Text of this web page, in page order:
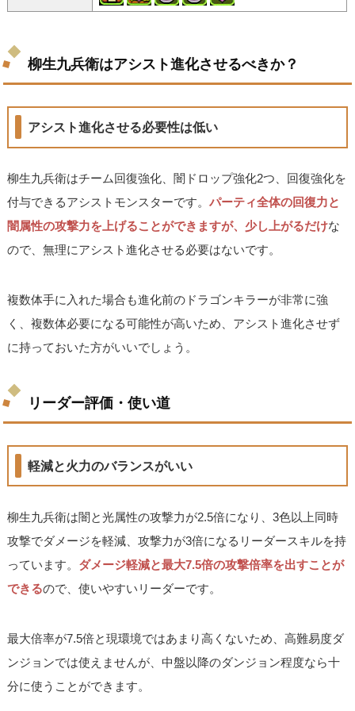
柳生九兵衛はアシスト進化させるべきか？
アシスト進化させる必要性は低い
柳生九兵衛はチーム回復強化、闇ドロップ強化2つ、回復強化を
付与できるアシストモンスターです。パーティ全体の回復力と
闇属性の攻撃力を上げることができますが、少し上がるだけな
ので、無理にアシスト進化させる必要はないです。
複数体手に入れた場合も進化前のドラゴンキラーが非常に強
く、複数体必要になる可能性が高いため、アシスト進化させず
に持っておいた方がいいでしょう。
リーダー評価・使い道
軽減と火力のバランスがいい
柳生九兵衛は闇と光属性の攻撃力が2.5倍になり、3色以上同時
攻撃でダメージを軽減、攻撃力が3倍になるリーダースキルを持
っています。 ダメージ軽減と最大7.5倍の攻撃倍率を出すことが
できるので、使いやすいリーダーです。
最大倍率が7.5倍と現環境ではあまり高くないため、高難易度ダ
ンジョンでは使えませんが、中盤以降のダンジョン程度なら十
分に使うことができます。